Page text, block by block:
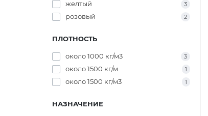
желтый 3
розовый 2
ПЛОТНОСТЬ
около 1000 кг/м3 3
около 1500 кг/м 1
около 1500 кг/м3 1
НАЗНАЧЕНИЕ